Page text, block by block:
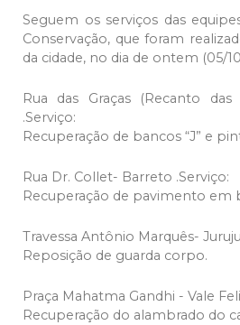
Seguem os serviços das
Conservação, que foram
da cidade, no dia de ontem (05/
Rua das Graças (Recanto
.Serviço:
Recuperação de bancos “J” e
Rua Dr. Collet- Barreto .Serviço:
Recuperação de pavimento em
Travessa Antônio Marquês-
Reposição de guarda corpo.
Praça Mahatma Gandhi - Vale
Recuperação do alambrado do